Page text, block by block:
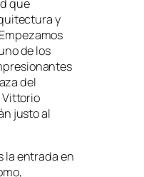
que
y
de los
del
Vittorio
justo al
la entrada en